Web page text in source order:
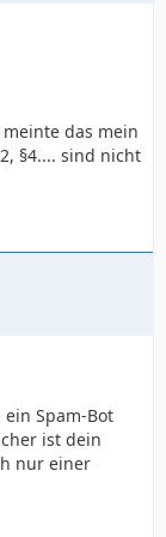
das mein
§4.... sind nicht
Spam-Bot
ist dein
nur einer